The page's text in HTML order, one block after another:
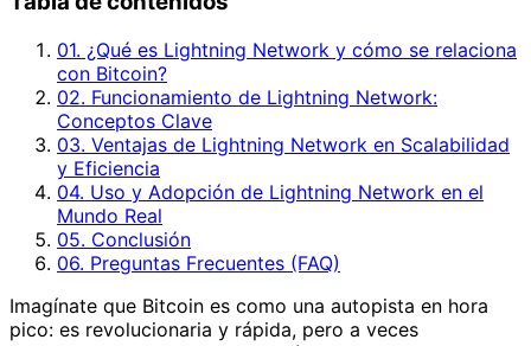
01. ¿Qué es Lightning Network y cómo se relaciona
con Bitcoin?
02. Funcionamiento de Lightning Network:
Conceptos Clave
03. Ventajas de Lightning Network en Scalabilidad
y Eficiencia
04. Uso y Adopción de Lightning Network en el
Mundo Real
05. Conclusión
06. Preguntas Frecuentes (FAQ)
Imagínate que Bitcoin es como una autopista en hora
pico: es revolucionaria y rápida, pero a veces